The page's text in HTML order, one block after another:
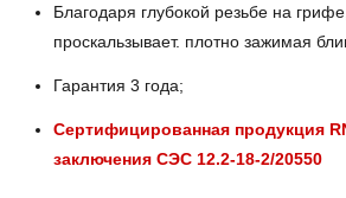
Благодаря глубокой резьбе на
проскальзывает. плотно зажимая
Гарантия 3 года;
Сертифицированная продукция
заключения СЭС 12.2-18-2/20550